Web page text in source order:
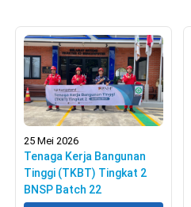
25 Mei 2026
Tenaga Kerja Bangunan
Tinggi (TKBT) Tingkat 2
BNSP Batch 22